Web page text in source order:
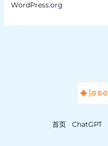
WordPress.org
首页 ChatGPT